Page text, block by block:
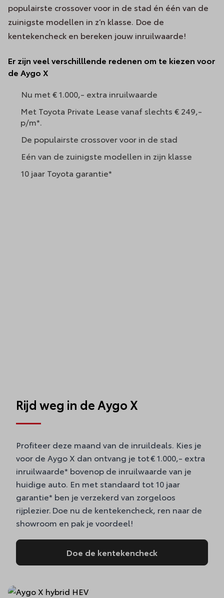
populairste crossover voor in de stad én één van de
zuinigste modellen in z’n klasse. Doe de
kentekencheck en bereken jouw inruilwaarde!
Er zijn veel verschilllende redenen om te kiezen voor
de Aygo X
Nu met € 1.000,- extra inruilwaarde
Met Toyota Private Lease vanaf slechts € 249,-
p/m*.
De populairste crossover voor in de stad
Eén van de zuinigste modellen in zijn klasse
10 jaar Toyota garantie*
Rijd weg in de Aygo X
Profiteer deze maand van de inruildeals. Kies je
voor de Aygo X dan ontvang je tot € 1.000,- extra
inruilwaarde* bovenop de inruilwaarde van je
huidige auto. En met standaard tot 10 jaar
garantie* ben je verzekerd van zorgeloos
rijplezier. Doe nu de kentekencheck, ren naar de
showroom en pak je voordeel!
Doe de kentekencheck